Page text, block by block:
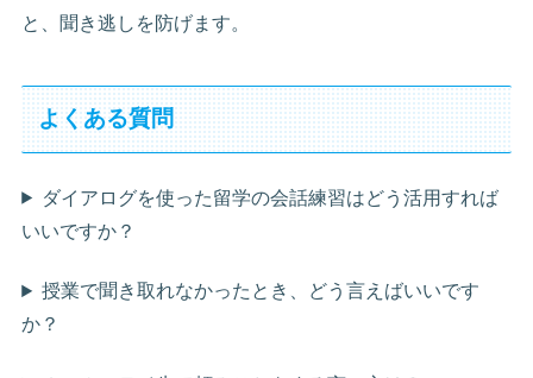
と、聞き逃しを防げます。
よくある質問
ダイアログを使った留学の会話練習はどう活用すれば
いいですか？
授業で聞き取れなかったとき、どう言えばいいです
か？